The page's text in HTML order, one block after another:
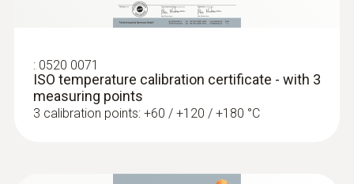
: 0602 0993
Fast-action, angled surface probe (TC
type K)
Fast response time (3 seconds) thanks to
: 0520 0071
ISO temperature calibration certificate - with 3
measuring points
3 calibration points: +60 / +120 / +180 °C